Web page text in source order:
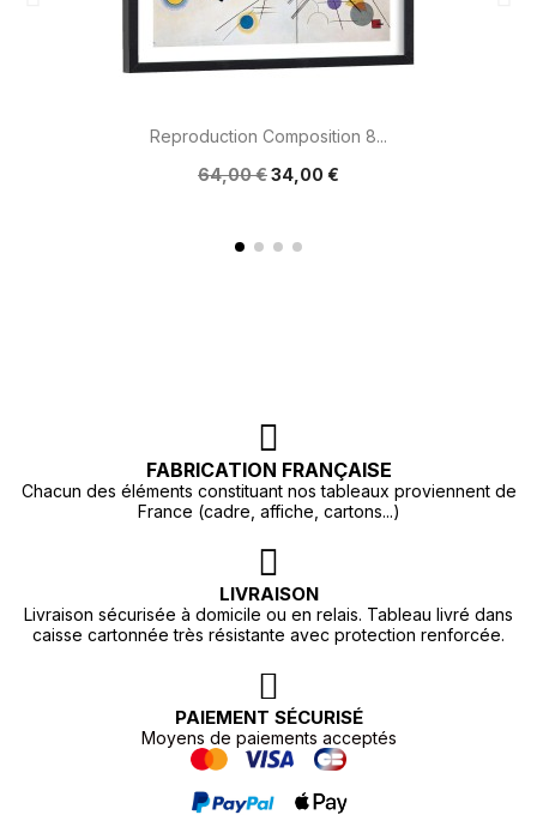
Reproduction Composition 8...
64,00 €34,00 €
FABRICATION FRANÇAISE
Chacun des éléments constituant nos tableaux proviennent de
France (cadre, affiche, cartons...)
LIVRAISON
Livraison sécurisée à domicile ou en relais. Tableau livré dans
caisse cartonnée très résistante avec protection renforcée.
PAIEMENT SÉCURISÉ
Moyens de paiements acceptés